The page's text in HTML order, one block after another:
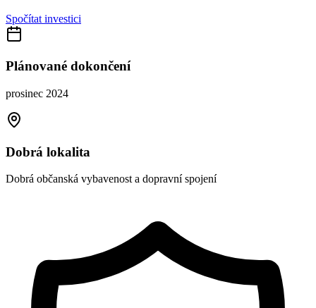
Spočítat investici
Plánované dokončení
prosinec 2024
Dobrá lokalita
Dobrá občanská vybavenost a dopravní spojení